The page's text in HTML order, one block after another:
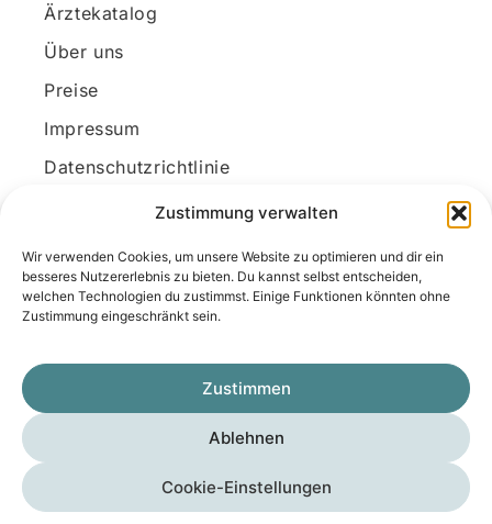
Zustimmung verwalten
Wir verwenden Cookies, um unsere Website zu optimieren und dir ein
besseres Nutzererlebnis zu bieten. Du kannst selbst entscheiden,
welchen Technologien du zustimmst. Einige Funktionen könnten ohne
Zustimmung eingeschränkt sein.
Zustimmen
Ablehnen
Cookie-Einstellungen
Ärztekatalog
Über uns
Preise
Impressum
Datenschutzrichtlinie
Kundenkonto
Unsere Kontaktdaten
E-Mail: kontakt@docanonym.com
am Traunsee, Österreich